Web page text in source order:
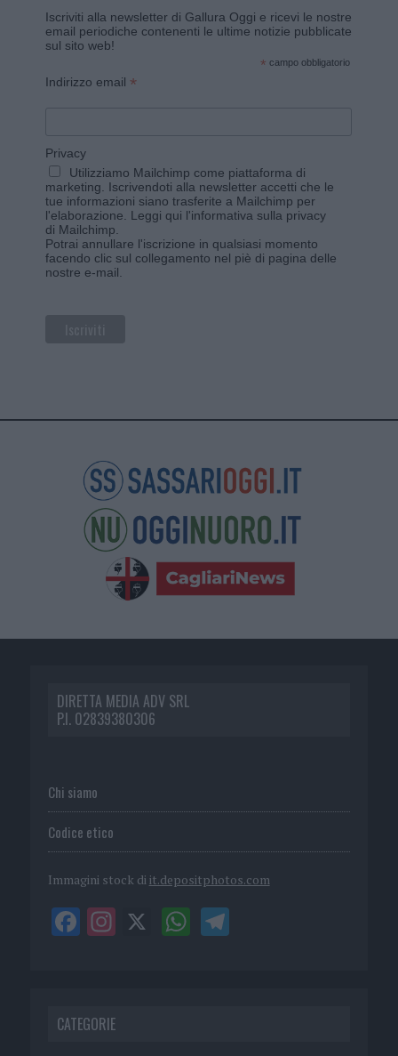
Iscriviti alla newsletter di Gallura Oggi e ricevi le nostre
email periodiche contenenti le ultime notizie pubblicate
sul sito web!
* campo obbligatorio
Indirizzo email *
Privacy
Utilizziamo Mailchimp come piattaforma di
marketing. Iscrivendoti alla newsletter accetti che le
tue informazioni siano trasferite a Mailchimp per
l'elaborazione. Leggi qui l'informativa sulla privacy
di Mailchimp
Potrai annullare l'iscrizione in qualsiasi momento
facendo clic sul collegamento nel piè di pagina delle
nostre e-mail.
DIRETTA MEDIA ADV SRL
P.I. 02839380306
Chi siamo
Codice etico
Immagini stock di it.depositphotos.com
CATEGORIE